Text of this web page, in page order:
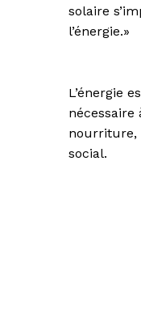
solaire
l’énergie.»
L’énergie
nourriture,
social.